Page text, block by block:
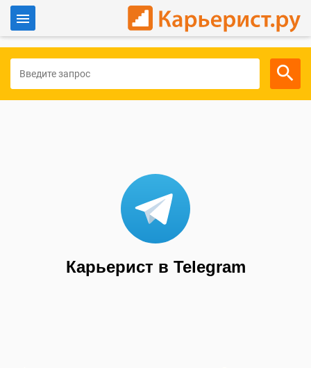
Для работодателей
Карьерист в Telegram